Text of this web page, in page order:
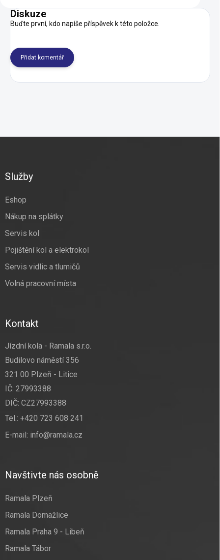
Diskuze
Buďte první, kdo napíše příspěvek k této položce.
Přidat komentář
Služby
Eshop
Nákup na splátky
Servis kol
Pojištění kol a elektrokol
Servis vidlic a tlumičů
Volná pracovní místa
Kontakt
Jízdní kola - Ramala s.r.o.
Budilovo náměstí 356
321 00 Plzeň - Litice
IČ: 27993388
DIČ: CZ27993388
Tel.: +420 723 608 241
E-mail: info@ramala.cz
Navštivte nás osobně
Ramala Plzeň
Ramala Domažlice
Ramala Praha 9 - Libeň
Ramala Tábor